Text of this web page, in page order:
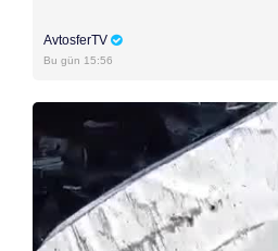
AvtosferTV
Bu gün 15:56